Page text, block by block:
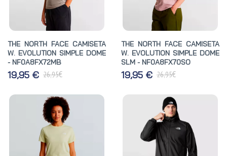
THE NORTH FACE CAMISETA
W. EVOLUTION SIMPLE DOME
- NF0A8FX72MB
19,95 € 26,95€
THE NORTH FACE CAMISETA
W. EVOLUTION SIMPLE DOME
SLM - NF0A8FX70SO
19,95 € 26,95€